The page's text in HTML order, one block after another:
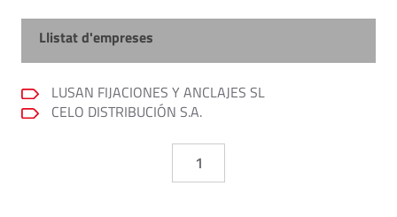
Llistat d'empreses
LUSAN FIJACIONES Y ANCLAJES SL
CELO DISTRIBUCIÓN S.A.
1